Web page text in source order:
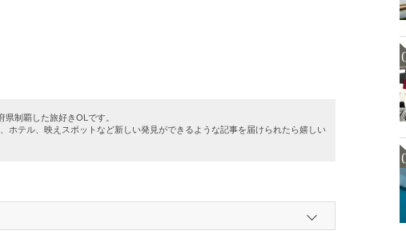
県制覇した旅好きOLです。
ホテル、映えスポットなど新しい発見ができるような記事を届けられたら嬉しい